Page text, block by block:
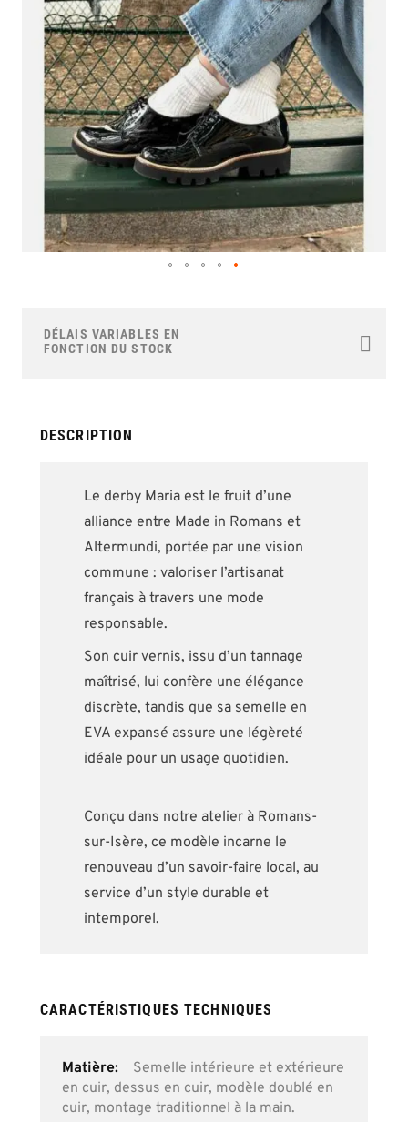
images
gallery
beginning
gallery
DÉLAIS VARIABLES EN
FONCTION DU STOCK
DESCRIPTION
Le derby Maria est le fruit d’une
alliance entre Made in Romans et
Altermundi, portée par une vision
commune : valoriser l’artisanat
français à travers une mode
responsable.
Son cuir vernis, issu d’un tannage
maîtrisé, lui confère une élégance
discrète, tandis que sa semelle en
EVA expansé assure une légèreté
idéale pour un usage quotidien.
Conçu dans notre atelier à Romans-
sur-Isère, ce modèle incarne le
renouveau d’un savoir-faire local, au
service d’un style durable et
intemporel.
CARACTÉRISTIQUES TECHNIQUES
Plus
d’information
Semelle intérieure et extérieure
en cuir, dessus en cuir, modèle doublé en
cuir, montage traditionnel à la main.